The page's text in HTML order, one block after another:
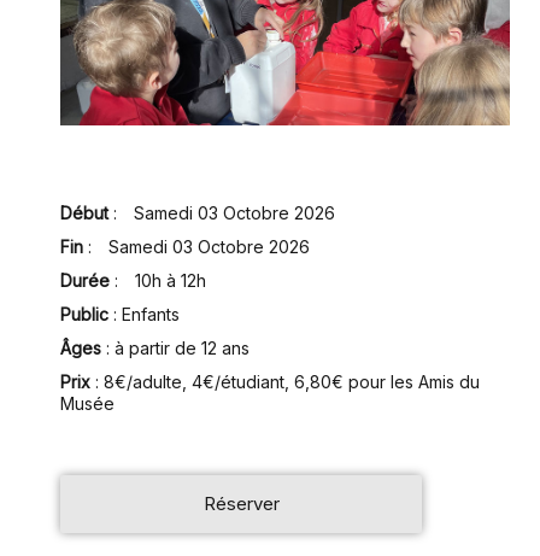
Début:
Samedi 03 Octobre 2026
Fin :
Samedi 03 Octobre 2026
Durée :
10h à 12h
Public : Enfants
Âges : à partir de 12 ans
Prix : 8€/adulte, 4€/étudiant, 6,80€ pour les Amis du
Musée
Réserver